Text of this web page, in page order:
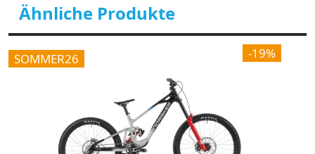
Ähnliche Produkte
-19%
SOMMER26